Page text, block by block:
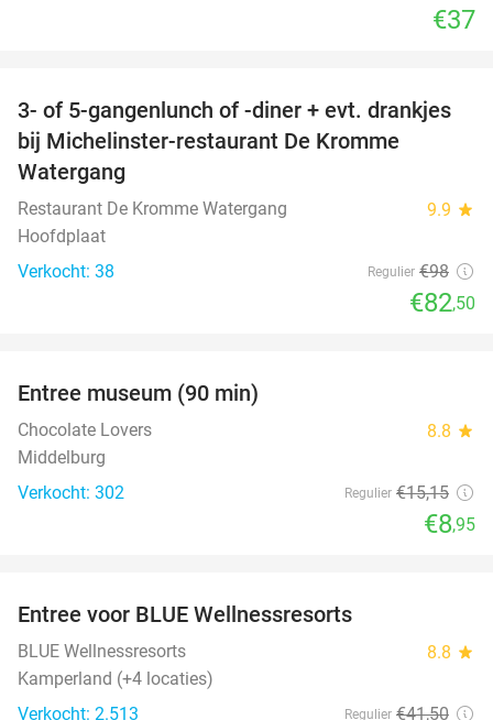
€37
16%
3- of 5-gangenlunch of -diner + evt. drankjes
bij Michelinster-restaurant De Kromme
Watergang
Restaurant De Kromme Watergang 9.9 star
Hoofdplaat
Verkocht: 38
Regulier €98
€82,50
Entree museum (90 min)
Chocolate Lovers 8.8 star
Middelburg
Verkocht: 302
Regulier €15,15
€8,95
Entree voor BLUE Wellnessresorts
BLUE Wellnessresorts 8.8 star
Kamperland (+4 locaties)
Verkocht: 2.513
Regulier €41,50